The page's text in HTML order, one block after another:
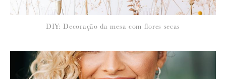
DIY: Decoração da mesa com flores secas